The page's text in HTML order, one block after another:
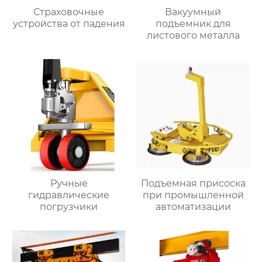
Страховочные
устройства от падения
Вакуумный
подъемник для
листового металла
Ручные
гидравлические
погрузчики
Подъемная присоска
при промышленной
автоматизации